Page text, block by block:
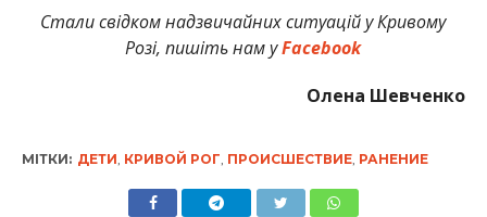
Стали свідком надзвичайних ситуацій у Кривому
Розі, пишіть нам уFacebook
Олена Шевченко
МІТКИ: ДЕТИ КРИВОЙ РОГ ПРОИСШЕСТВИЕ, РАНЕНИЕ